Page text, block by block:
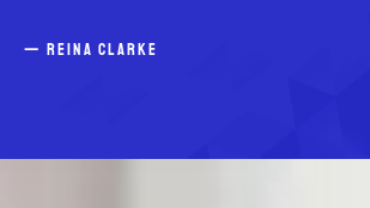
— REINA CLARKE